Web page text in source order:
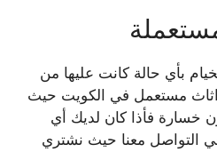
بأي حالة كانت عليها من
مستعمل في الكويت حيث
خسارة فأذا كان لديك أي
التواصل معنا حيث نشتري